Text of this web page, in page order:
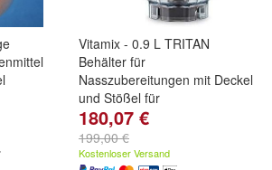
Vitamix - 0.9 L TRITAN
Behälter für
Nasszubereitungen mit Deckel
und Stößel für
180,07 €
199,00 €
Kostenloser Versand